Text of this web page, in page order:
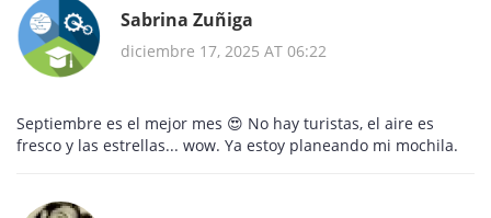
Sabrina Zuñiga
diciembre 17, 2025 AT 06:22
Septiembre es el mejor mes 😍 No hay turistas, el aire es
fresco y las estrellas... wow. Ya estoy planeando mi mochila.